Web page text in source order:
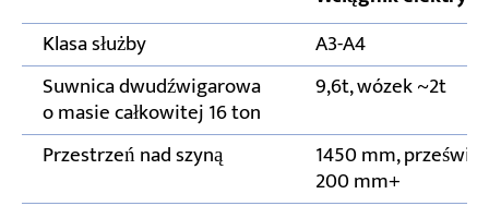
Klasa służby
A3-A4
Suwnica dwudźwigarowa
o masie całkowitej 16 ton
9,6t, wózek ~2t
Przestrzeń nad szyną 1450 mm, prześwit
200 mm+